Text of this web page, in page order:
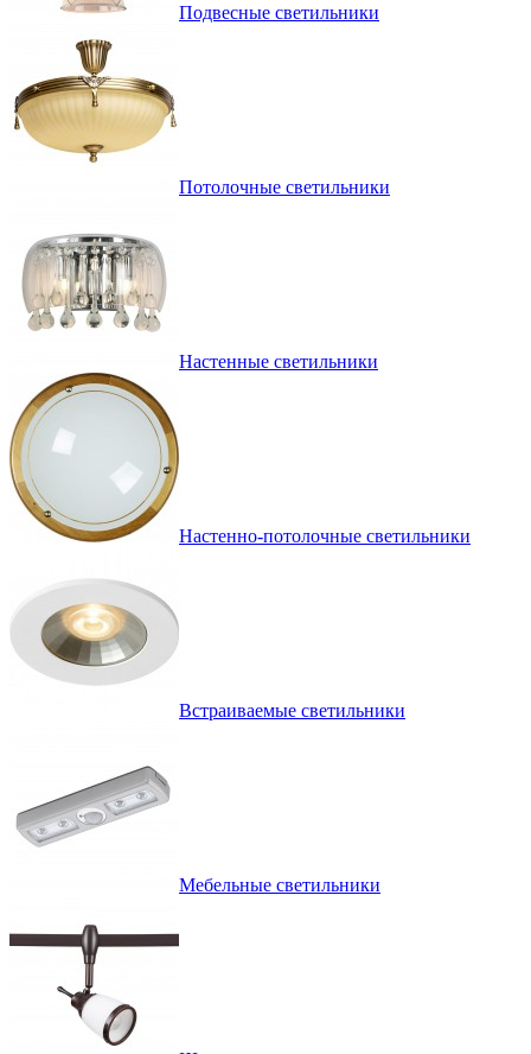
Подвесные светильники
Потолочные светильники
Настенные светильники
Настенно-потолочные светильники
Встраиваемые светильники
Мебельные светильники